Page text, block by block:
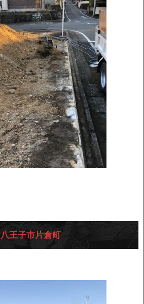
八王子市片倉町